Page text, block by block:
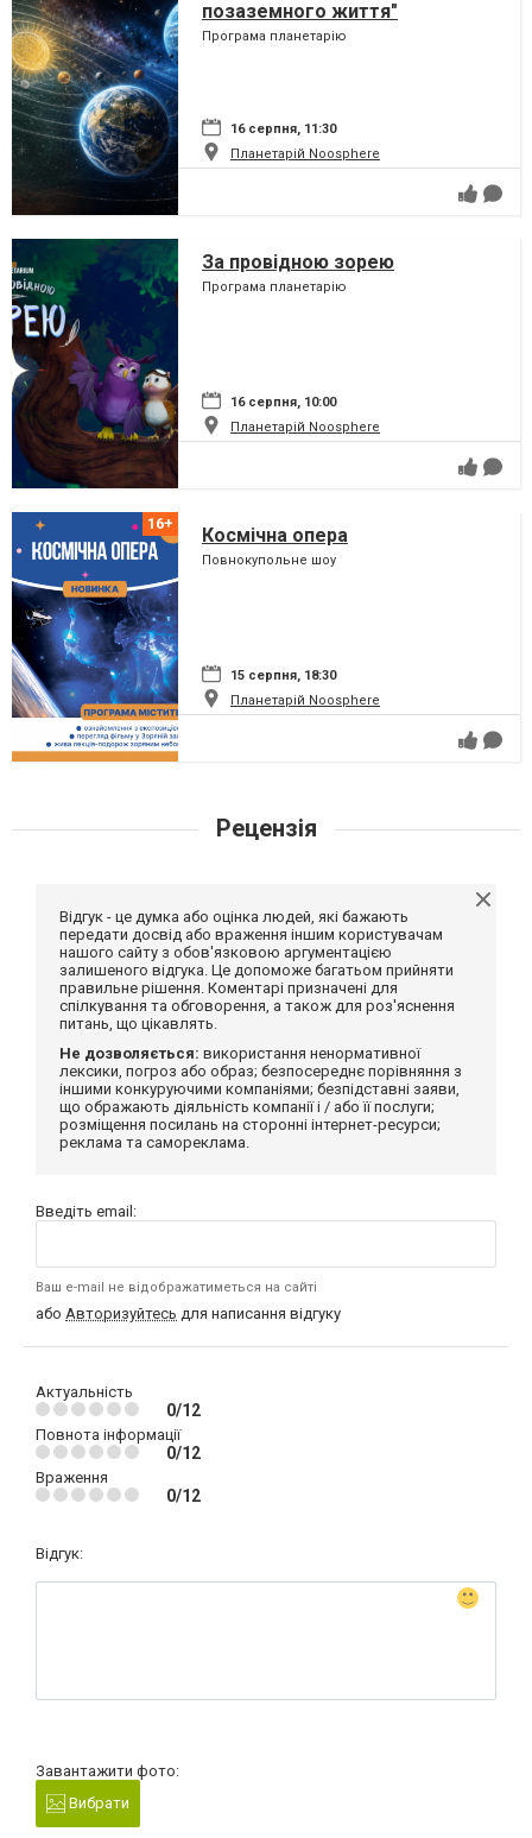
позаземного життя"
Програма планетарію
16 серпня, 11:30
Планетарій Noosphere
За провідною зорею
Програма планетарію
16 серпня, 10:00
Планетарій Noosphere
Космічна опера
Повнокупольне шоу
15 серпня, 18:30
Планетарій Noosphere
Рецензія
Відгук - це думка або оцінка людей, які бажають
передати досвід або враження іншим користувачам
нашого сайту з обов'язковою аргументацією
залишеного відгука. Це допоможе багатьом прийняти
правильне рішення. Коментарі призначені для
спілкування та обговорення, а також для роз'яснення
питань, що цікавлять.
Не дозволяється: використання ненормативної
лексики, погроз або образ; безпосереднє порівняння з
іншими конкуруючими компаніями; безпідставні заяви,
що ображають діяльність компанії і / або її послуги;
розміщення посилань на сторонні інтернет-ресурси;
реклама та самореклама.
Введіть email:
Ваш e-mail не відображатиметься на сайті
або Авторизуйтесь для написання відгуку
Актуальність
0/12
Повнота інформації
0/12
Враження
0/12
Відгук:
Завантажити фото:
Вибрати